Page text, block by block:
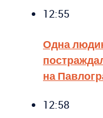
12:55
Одна
на
12:58